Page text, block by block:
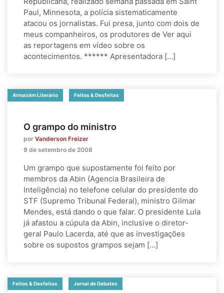
Paul, Minnesota, a polícia sistematicamente
atacou os jornalistas. Fui presa, junto com dois de
meus companheiros, os produtores de Ver aqui
as reportagens em vídeo sobre os
acontecimentos. ****** Apresentadora […]
Armazém Literário Feitos & Desfeitas
O grampo do ministro
por Vanderson Freizer
9 de setembro de 2008
Um grampo que supostamente foi feito por
membros da Abin (Agencia Brasileira de
Inteligência) no telefone celular do presidente do
STF (Supremo Tribunal Federal), ministro Gilmar
Mendes, está dando o que falar. O presidente Lula
já afastou a cúpula da Abin, inclusive o diretor-
geral Paulo Lacerda, até que as investigações
sobre os supostos grampos sejam […]
Feitos & Desfeitas Jornal de Debates